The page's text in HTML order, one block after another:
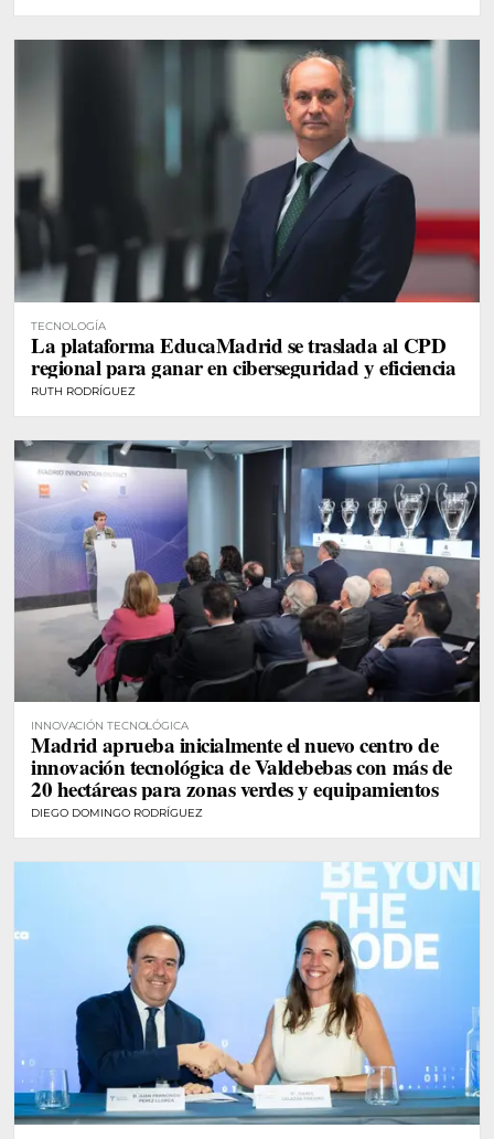
TECNOLOGÍA
La plataforma EducaMadrid se traslada al CPD
regional para ganar en ciberseguridad y eficiencia
RUTH RODRÍGUEZ
INNOVACIÓN TECNOLÓGICA
Madrid aprueba inicialmente el nuevo centro de
innovación tecnológica de Valdebebas con más de
20 hectáreas para zonas verdes y equipamientos
DIEGO DOMINGO RODRÍGUEZ